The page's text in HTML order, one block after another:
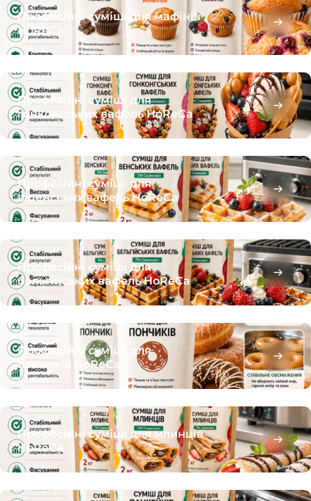
Професійні суміші для мафінів
HoReCa
Професійні суміші для
гонконгських вафель HoReCa
Професійні суміші для
віденських вафель HoReCa
Професійні суміші для
бельгійських вафель HoReCa
Професійні суміші для
пончиків HoReCa
Професійні суміші для млинців
HoReCa